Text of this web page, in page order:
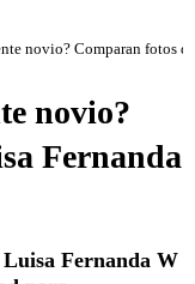
novio? Comparan fotos
novio?
Fernanda
Fernanda W